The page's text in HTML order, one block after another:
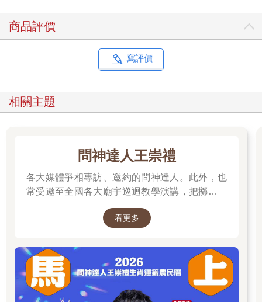
商品評價
寫評價
相關主題
問神達人王崇禮
各大媒體爭相專訪、邀約的問神達人。此外，也
常受邀至全國各大廟宇巡迴教學演講，把擲筊、
看更多